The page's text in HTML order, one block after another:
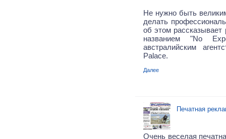
Не нужно быть
делать
об этом
названием "No
австралийским
Palace.
Далее
Печатная
Очень веселая